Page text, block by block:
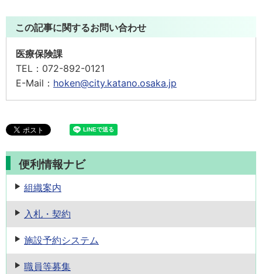
この記事に関するお問い合わせ
医療保険課
TEL： 072-892-0121
E-Mail： hoken@city.katano.osaka.jp
便利情報ナビ
組織案内
入札・契約
施設予約システム
職員等募集